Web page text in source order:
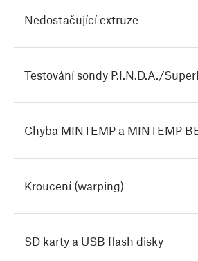
Nedostačující extruze
Testování sondy P.I.N.D.A./
Chyba MINTEMP a MINTEMP
Kroucení (warping)
SD karty a USB flash disky